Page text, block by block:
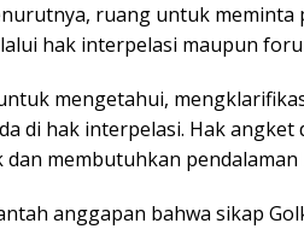
ruang untuk meminta
hak interpelasi maupun
mengetahui,
di hak interpelasi. Hak
membutuhkan pendalaman
anggapan bahwa sikap